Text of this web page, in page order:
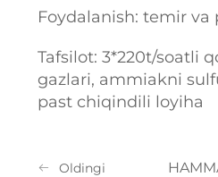
Foydalanish: temir va
Tafsilot: 3*220t/soatli
gazlari, ammiakni
past chiqindili loyiha
Oldingi